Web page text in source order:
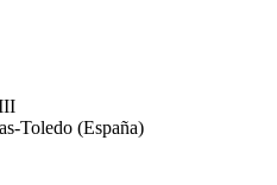
Toledo (España)